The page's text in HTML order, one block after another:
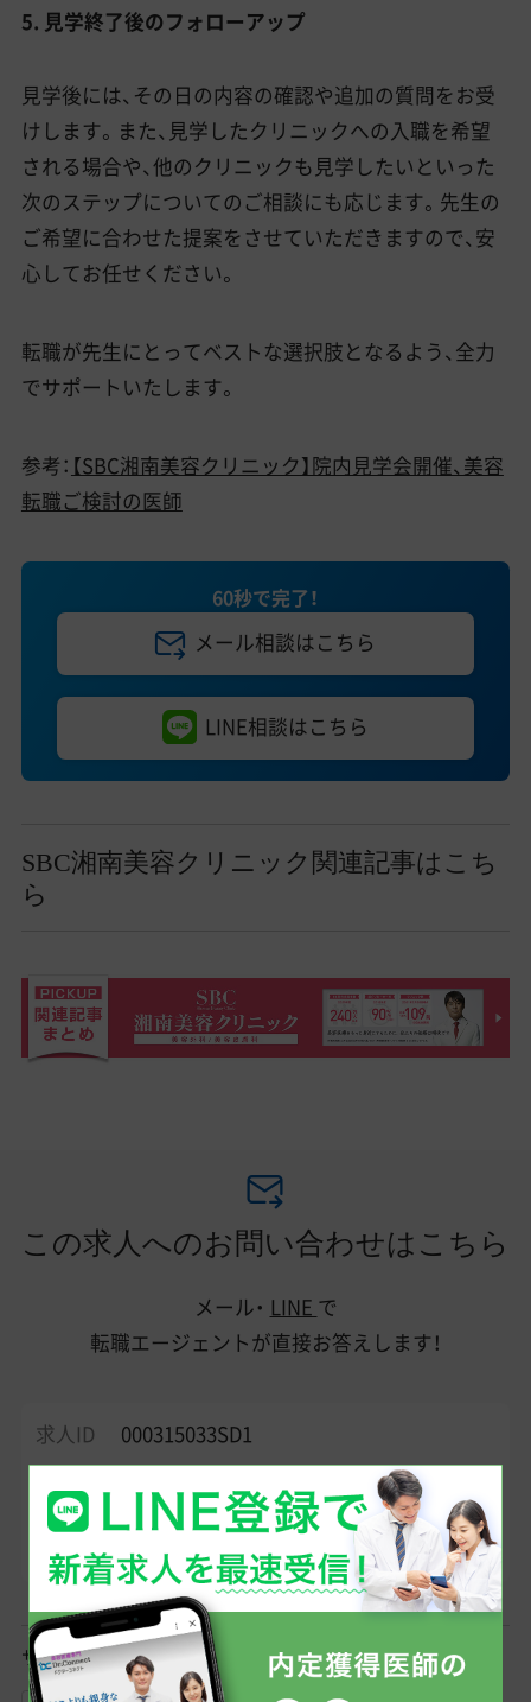
5. 見学終了後のフォローアップ
見学後には、その日の内容の確認や追加の質問をお受
けします。また、見学したクリニックへの入職を希望
される場合や、他のクリニックも見学したいといった
次のステップについてのご相談にも応じます。先生の
ご希望に合わせた提案をさせていただきますので、安
心してお任せください。
転職が先生にとってベストな選択肢となるよう、全力
でサポートいたします。
参考： 【SBC湘南美容クリニック】院内見学会開催、美容
転職ご検討の医師
60秒で完了！
メール相談はこちら
LINE相談はこちら
SBC湘南美容クリニック関連記事はこち
ら
この求人へのお問い合わせはこちら
メール・ LINE で
転職エージェントが直接お答えします！
求人ID 000315033SD1
■美容皮膚科（脱毛） 常勤医師募集 東京都■ 【秋葉原 | 脱毛問
診｜常勤医師】SBC湘南美容外科クリニック｜週4日 美容未経
験OK 弊社からの紹介実績多数！ 気になる方はまずはお問合せ
下さい。
サポート相談内容